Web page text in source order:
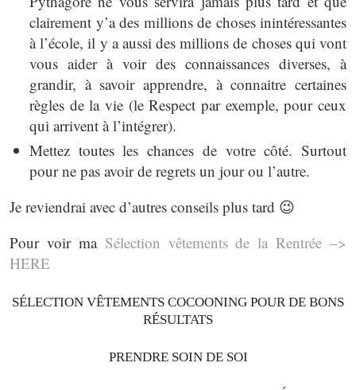
clairement y’a des millions de choses inintéressantes
à l’école, il y a aussi des millions de choses qui vont
vous aider à voir des connaissances diverses, à
grandir, à savoir apprendre, à connaitre certaines
règles de la vie (le Respect par exemple, pour ceux
qui arrivent à l’intégrer).
Mettez toutes les chances de votre côté. Surtout
pour ne pas avoir de regrets un jour ou l’autre.
Je reviendrai avec d’autres conseils plus tard 😉
Pour voir ma Sélection vêtements de la Rentrée –>
HERE
SÉLECTION VÊTEMENTS COCOONING POUR DE BONS
RÉSULTATS
PRENDRE SOIN DE SOI